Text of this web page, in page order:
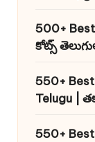
500+ Best
కోట్స్
550+
Telugu |
550+ Best